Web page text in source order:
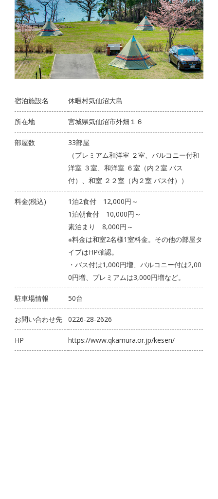
宿泊施設名 休暇村気仙沼大島
所在地 宮城県気仙沼市外畑１６
部屋数
33部屋
（プレミアム和洋室 ２室、バルコニー付和
洋室 ３室、和洋室 ６室（内２室 バス
付）、和室 ２２室（内２室 バス付））
料金(税込)
1泊2食付 12,000円～
1泊朝食付 10,000円～
素泊まり 8,000円～
※料金は和室2名様1室料金。その他の部屋タ
イプはHP確認。
・バス付は1,000円増、バルコニー付は2,00
0円増、プレミアムは3,000円増など。
駐車場情報 50台
お問い合わせ先 0226-28-2626
HP https://www.qkamura.or.jp/kesen/